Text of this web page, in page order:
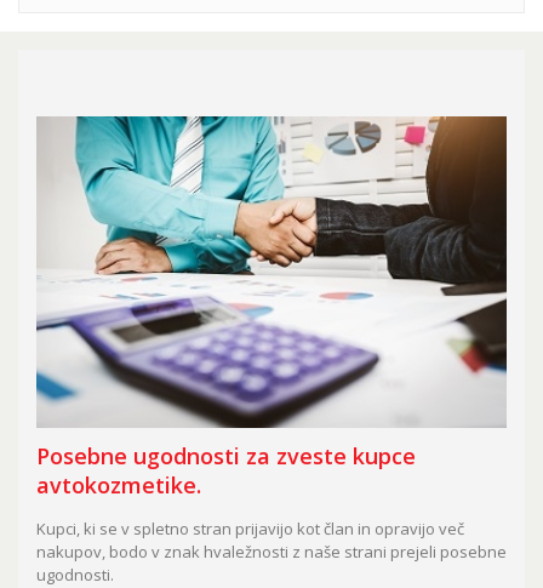
Posebne ugodnosti za zveste kupce
avtokozmetike.
Kupci, ki se v spletno stran prijavijo kot član in opravijo več
nakupov, bodo v znak hvaležnosti z naše strani prejeli posebne
ugodnosti.